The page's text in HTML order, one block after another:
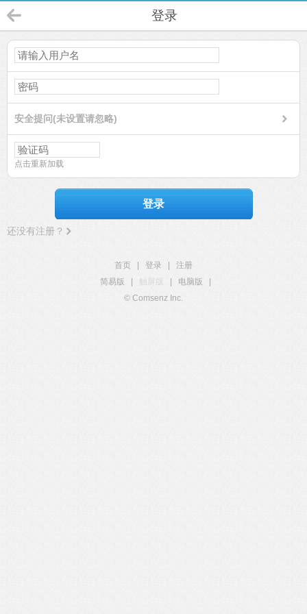
登录
安全提问(未设置请忽略)
点击重新加载
登录
还没有注册？
首页 登录
注册
简易版
触屏版 电脑版
© Comsenz Inc.